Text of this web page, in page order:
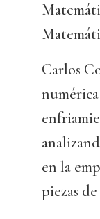
Carlos
en la
piezas